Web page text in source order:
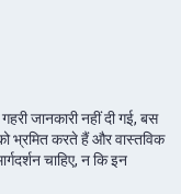
जानकारी नहीं दी गई, बस
भ्रमित करते हैं और वास्तविक
चाहिए, न कि इन